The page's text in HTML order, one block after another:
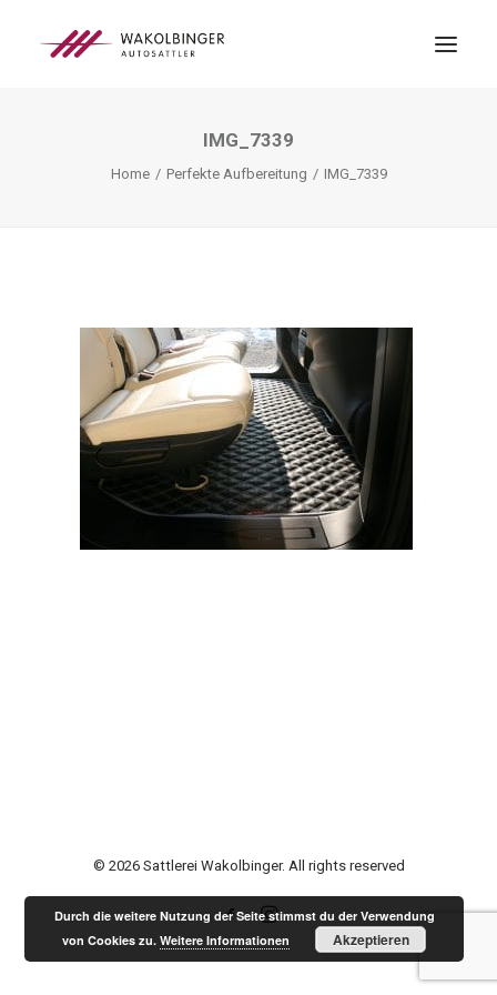
LEISTUNGEN
SEARCH
IMG_7339
Home Perfekte Aufbereitung IMG_7339
© 2026 Sattlerei Wakolbinger. All rights reserved
Durch die weitere Nutzung der Seite stimmst du der Verwendung
von Cookies zu.Weitere Informationen Akzeptieren